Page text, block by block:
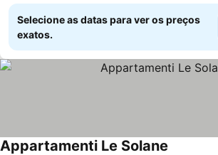
Selecione as datas para ver os preços
exatos.
Appartamenti Le Solane